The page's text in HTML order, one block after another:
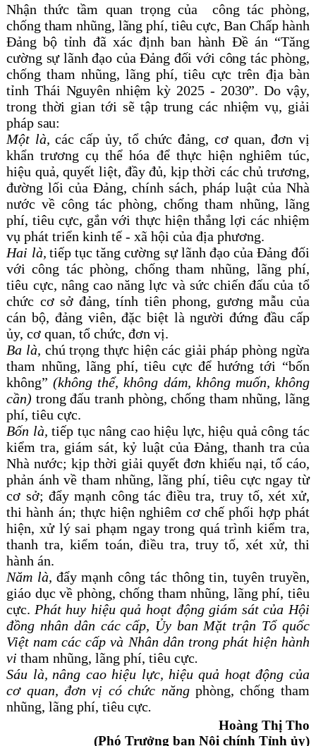
Nhận thức tầm quan trọng củacông tác phòng,
chống tham nhũng, lãng phí, tiêu cực, Ban Chấp hành
Đảng bộ tỉnh đã xác địnhban hành Đề án “Tăng
cường sự lãnh đạo của Đảng đối với công tác phòng,
chống tham nhũng, lãng phí, tiêu cực trên địa bàn
tỉnh Thái Nguyên nhiệm kỳ 2025 - 2030”. Do vậy,
trong thời gian tới sẽ tập trung các nhiệm vụ, giải
pháp sau:
Một là, các cấp ủy, tổ chức đảng, cơ quan, đơn vị
khẩn trương cụ thể hóa để thực hiện nghiêm túc,
hiệu quả, quyết liệt, đầy đủ, kịp thời cácchủ trương,
đường lối của Đảng, chính sách, pháp luật của Nhà
nước về công tác phòng, chống tham nhũng, lãng
phí, tiêu cực, gắn với thực hiện thắng lợi các nhiệm
vụ phát triển kinh tế - xã hội của địa phương.
Hai là, tiếp tục tăng cường sự lãnh đạo của Đảng đối
với công tác phòng, chống tham nhũng, lãng phí,
tiêu cực, nâng cao năng lực và sức chiến đấu của tổ
chức cơ sở đảng, tính tiên phong, gương mẫu của
cán bộ, đảng viên, đặc biệt là người đứng đầu cấp
ủy, cơ quan, tổ chức, đơn vị.
Ba là, chú trọng thực hiện các giải pháp phòng ngừa
tham nhũng, lãng phí, tiêu cực để hướng tới “bốn
không”(không thể, không dám, không muốn, không
cần) trong đấu tranh phòng, chống tham nhũng, lãng
phí, tiêu cực.
Bốn là,tiếp tục nâng cao hiệu lực, hiệu quảcông tác
kiểm tra, giám sát, kỷ luật của Đảng, thanh tra của
Nhà nước; kịp thời giải quyết đơn khiếu nại, tố cáo,
phản ánh về tham nhũng, lãng phí, tiêu cực ngay từ
cơ sở; đẩy mạnh công tácđiều tra, truy tố, xét xử,
thi hành án; thực hiện nghiêm cơ chế phối hợp phát
hiện, xử lý sai phạm ngay trong quá trình kiểm tra,
thanh tra, kiểm toán, điều tra, truy tố, xét xử, thi
hành án.
Năm là, đẩy mạnh công tác thông tin, tuyên truyền,
giáo dục về phòng, chống tham nhũng, lãng phí, tiêu
cực. Phát huy hiệu quả hoạt động giám sát của Hội
đồng nhân dân các cấp, Ủy ban Mặt trận Tổ quốc
Việt nam các cấp và Nhân dân trong phát hiện hành
vitham nhũng, lãng phí, tiêu cực.
Sáu là, nâng cao hiệu lực, hiệu quả hoạt động của
cơ quan, đơn vị có chức năng phòng, chống tham
nhũng, lãng phí, tiêu cực.
Hoàng Thị Tho
(Phó Trưởng ban Nội chính Tỉnh ủy)